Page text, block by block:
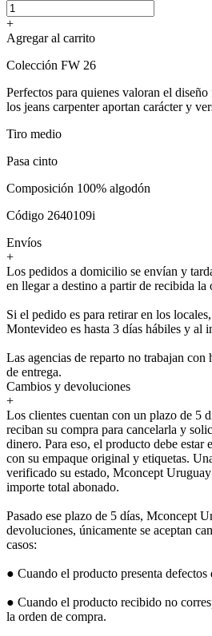
+
Agregar al carrito
Colección FW 26
Perfectos para quienes valoran el
los jeans carpenter aportan carácter y
Tiro medio
Pasa cinto
Composición 100% algodón
Código 2640109i
Envíos
+
Los pedidos a domicilio se envían y
en llegar a destino a partir de recibida la
Si el pedido es para retirar en los
Montevideo es hasta 3 días hábiles y al
Las agencias de reparto no trabajan con
de entrega.
Cambios y devoluciones
+
Los clientes cuentan con un plazo de 5
reciban su compra para cancelarla y
dinero. Para eso, el producto debe estar
con su empaque original y etiquetas.
verificado su estado, Mconcept
importe total abonado.
Pasado ese plazo de 5 días, Mconcept
devoluciones, únicamente se aceptan
casos:
● Cuando el producto presenta defectos
● Cuando el producto recibido no
la orden de compra.